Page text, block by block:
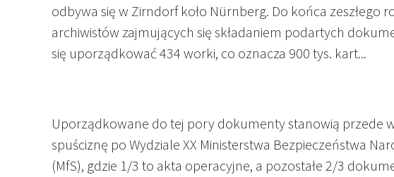
odbywa się w Zirndorf koło Nürnberg. Do końca zeszłego
archiwistów zajmujących się składaniem podartych
się uporządkować 434 worki, co oznacza 900 tys. kart...
Uporządkowane do tej pory dokumenty stanowią przede
spuściznę po Wydziale XX Ministerstwa Bezpieczeństwa
(MfS), gdzie 1/3 to akta operacyjne, a pozostałe 2/3